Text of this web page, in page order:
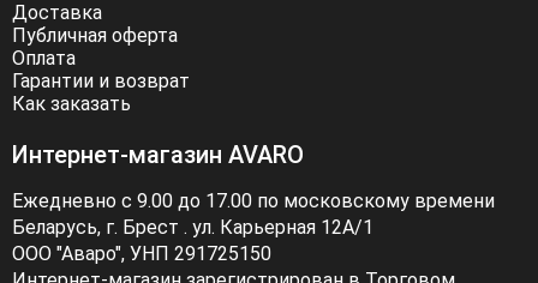
Доставка
Публичная оферта
Оплата
Гарантии и возврат
Как заказать
Интернет-магазин AVARO
Ежедневно с 9.00 до 17.00 по московскому времени
Беларусь, г. Брест . ул. Карьерная 12А/1
ООО "Аваро", УНП 291725150